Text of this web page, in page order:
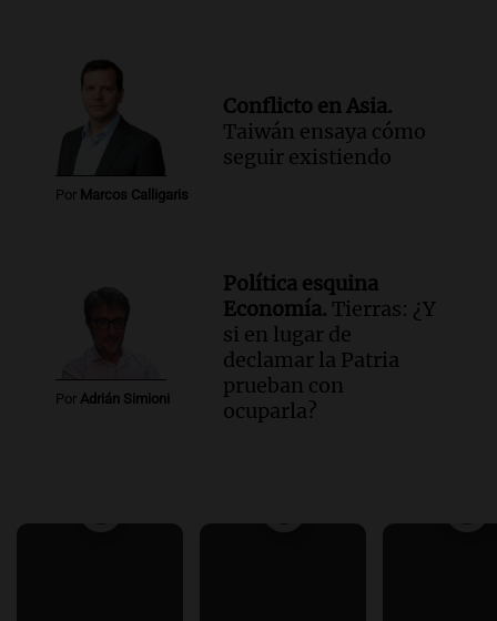
Por Marcos Calligaris
Conflicto en Asia.
Taiwán ensaya cómo
seguir existiendo
Por Adrián Simioni
Política esquina
Economía. Tierras: ¿Y
si en lugar de
declamar la Patria
prueban con
ocuparla?